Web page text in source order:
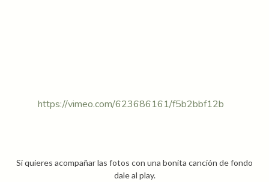
https://vimeo.com/623686161/f5b2bbf12b
Si quieres acompañar las fotos con una bonita canción de fondo
dale al play.